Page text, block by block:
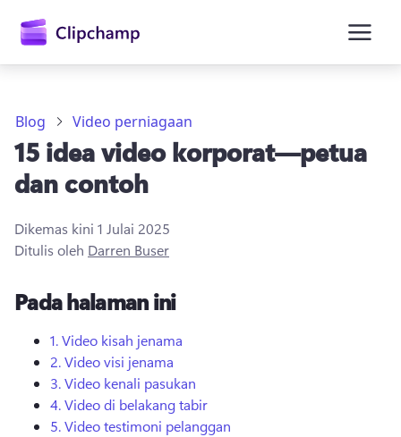
utama
Cuba secara percuma
Blog Video perniagaan
15 idea video korporat—petua
dan contoh
Dikemas kini 1 Julai 2025
Ditulis oleh Darren Buser
Pada halaman ini
1.Video kisah jenama
2.Video visi jenama
3.Video kenali pasukan
4.Video di belakang tabir
5.Video testimoni pelanggan